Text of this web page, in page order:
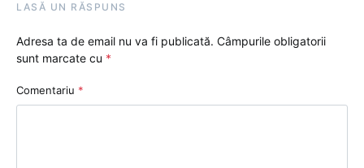
LASĂ UN RĂSPUNS
Adresa ta de email nu va fi publicată. Câmpurile obligatorii
sunt marcate cu *
Comentariu *